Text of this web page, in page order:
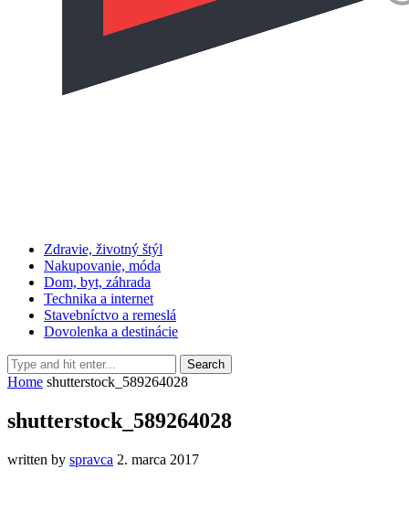
Zdravie, životný štýl
Nakupovanie, móda
Dom, byt, záhrada
Technika a internet
Stavebníctvo a remeslá
Dovolenka a destinácie
Home shutterstock_589264028
shutterstock_589264028
written by spravca 2. marca 2017